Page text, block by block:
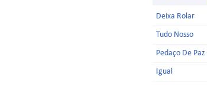
Deixa Rolar
Tudo Nosso
Pedaço De Paz
Igual